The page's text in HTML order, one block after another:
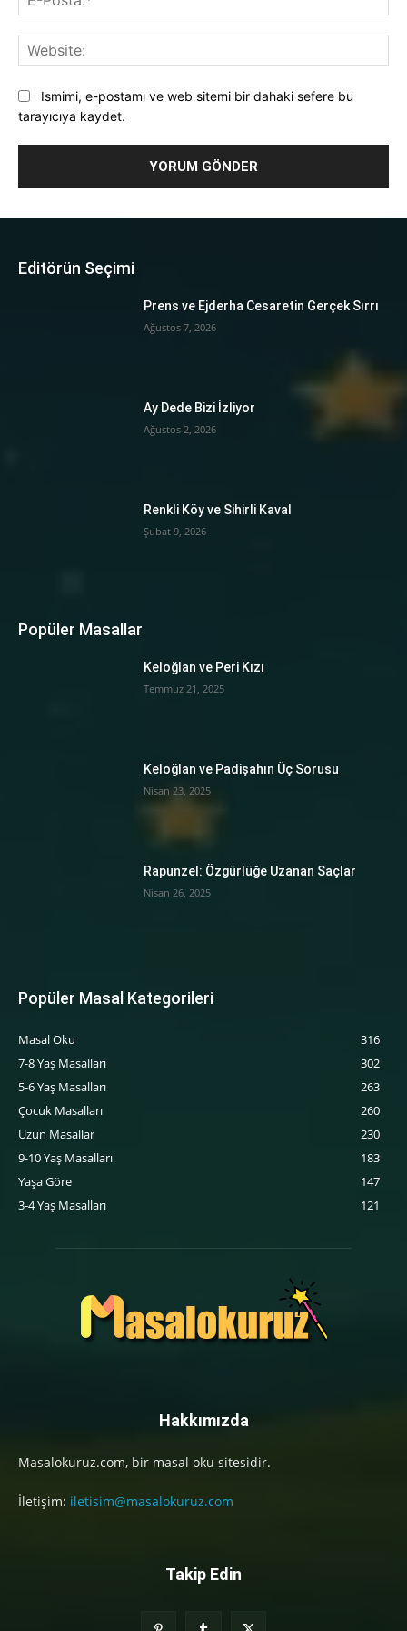
Ismimi, e-postamı ve web sitemi bir dahaki sefere bu
tarayıcıya kaydet.
Editörün Seçimi
Prens ve Ejderha Cesaretin Gerçek Sırrı
Ağustos 7, 2026
Ay Dede Bizi İzliyor
Ağustos 2, 2026
Renkli Köy ve Sihirli Kaval
Şubat 9, 2026
Popüler Masallar
Keloğlan ve Peri Kızı
Temmuz 21, 2025
Keloğlan ve Padişahın Üç Sorusu
Nisan 23, 2025
Rapunzel: Özgürlüğe Uzanan Saçlar
Nisan 26, 2025
Popüler Masal Kategorileri
Masal Oku
316
7-8 Yaş Masalları
302
5-6 Yaş Masalları
263
‍Çocuk Masalları
260
Uzun Masallar
230
9-10 Yaş Masalları
183
Yaşa Göre
147
3-4 Yaş Masalları
121
Hakkımızda
Masalokuruz.com, bir masal oku sitesidir.
İletişim: iletisim@masalokuruz.com
Takip Edin